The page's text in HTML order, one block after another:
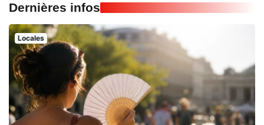
Dernières infos
Locales